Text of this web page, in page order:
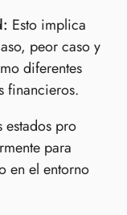
Esto implica
peor caso y
diferentes
financieros.
estados pro
para
en el entorno